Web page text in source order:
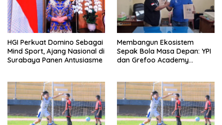
HGI Perkuat Domino Sebagai
Mind Sport, Ajang Nasional di
Surabaya Panen Antusiasme
Membangun Ekosistem
Sepak Bola Masa Depan: YPI
dan Grefoo Academy